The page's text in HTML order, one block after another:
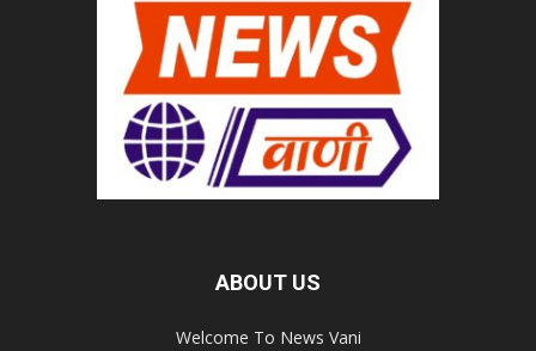
ABOUT US
Welcome To News Vani